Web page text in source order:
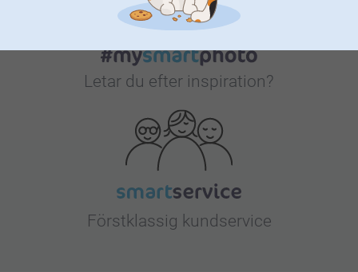
Letar du efter inspiration?
Förstklassig kundservice